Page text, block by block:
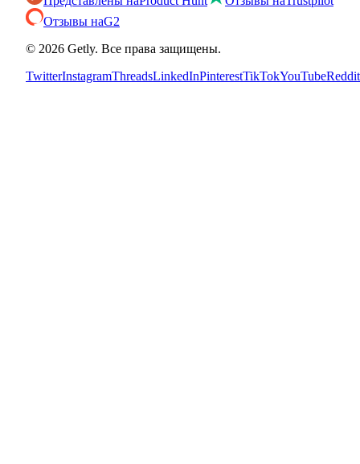
Отзывы наG2
© 2026 Getly. Все права защищены.
TwitterInstagramThreadsLinkedInPinterestTikTokYouTubeReddit